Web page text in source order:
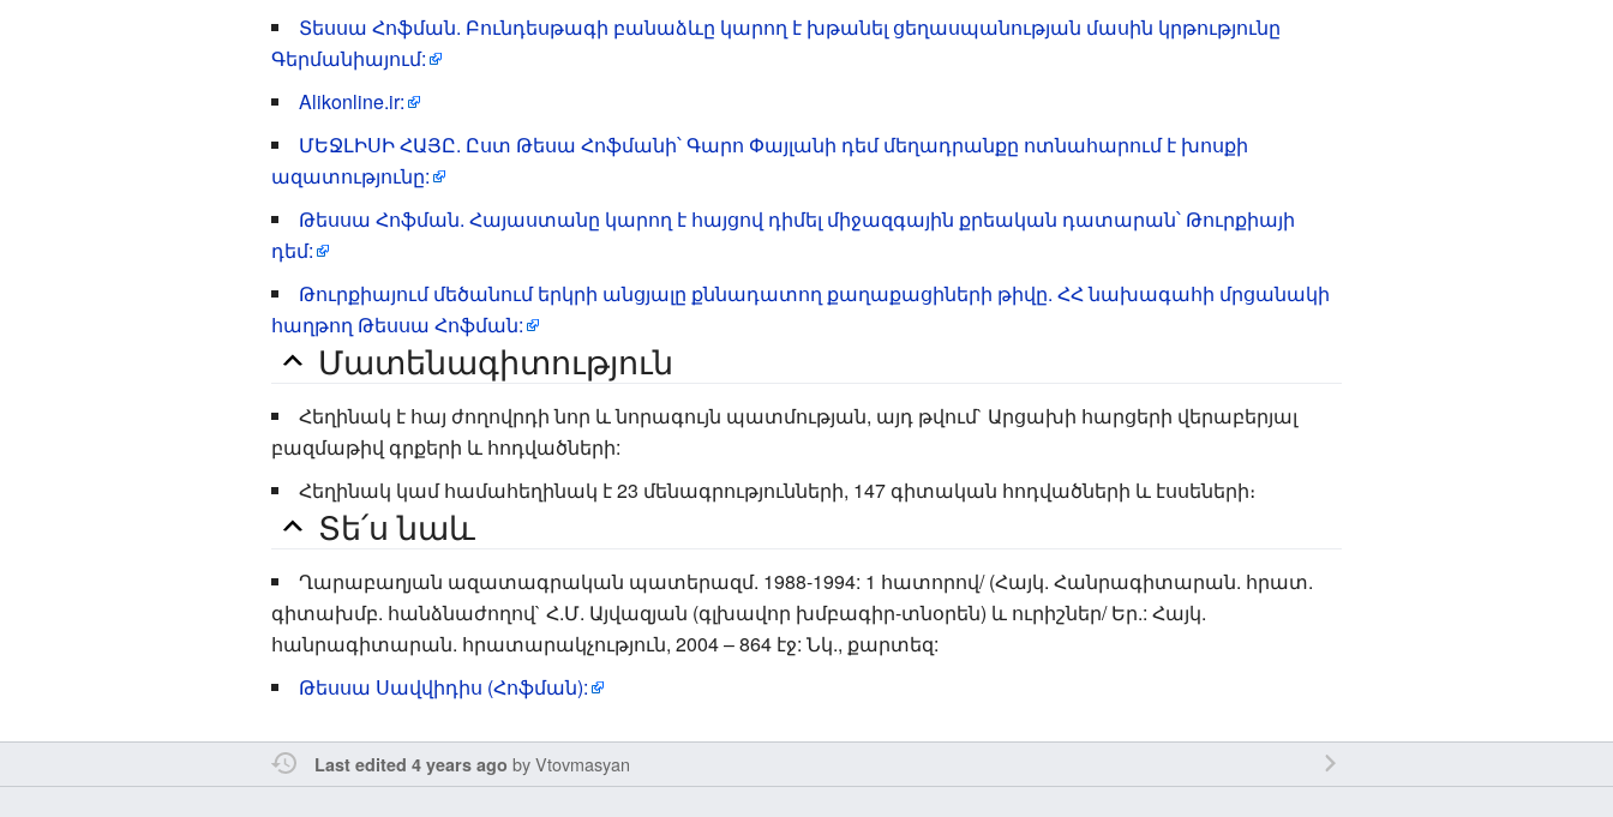
Տեսսա Հոֆման. Բունդեսթագի բանաձևը կարող է խթանել ցեղասպանության մասին կրթությունը
Գերմանիայում:
Alikonline.ir:
ՄԵՋԼԻՍԻ ՀԱՅԸ. Ըստ Թեսա Հոֆմանի՝ Գարո Փայլանի դեմ մեղադրանքը ոտնահարում է խոսքի
ազատությունը:
Թեսսա Հոֆման. Հայաստանը կարող է հայցով դիմել միջազգային քրեական դատարան՝ Թուրքիայի
դեմ:
Թուրքիայում մեծանում երկրի անցյալը քննադատող քաղաքացիների թիվը. ՀՀ նախագահի մրցանակի
հաղթող Թեսսա Հոֆման:
Մատենագիտություն
Հեղինակ է հայ ժողովրդի նոր և նորագույն պատմության, այդ թվում` Արցախի հարցերի վերաբերյալ
բազմաթիվ գրքերի և հոդվածների:
Հեղինակ կամ համահեղինակ է 23 մենագրությունների, 147 գիտական հոդվածների և էսսեների։
Տե՛ս նաև
Ղարաբաղյան ազատագրական պատերազմ. 1988-1994: 1 հատորով/ (Հայկ. Հանրագիտարան. հրատ.
գիտախմբ. հանձնաժողով` Հ.Մ. Այվազյան (գլխավոր խմբագիր-տնօրեն) և ուրիշներ/ Եր.: Հայկ.
հանրագիտարան. հրատարակչություն, 2004 – 864 էջ: Նկ., քարտեզ:
Թեսսա Սավվիդիս (Հոֆման):
Last edited 4 years ago byVtovmasyan